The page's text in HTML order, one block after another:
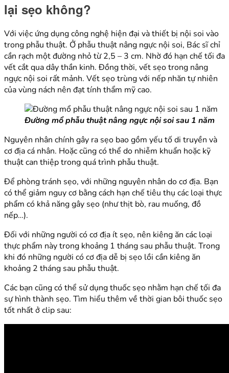
lại sẹo không?
Với việc ứng dụng công nghệ hiện đại và thiết bị nội soi vào
trong phẫu thuật. Ở phẫu thuật nâng ngực nội soi, Bác sĩ chỉ
cần rạch một đường nhỏ từ 2,5 – 3 cm. Nhờ đó hạn chế tối đa
vết cắt qua dây thần kinh. Đồng thời, vết sẹo trong nâng
ngực nội soi rất mảnh. Vết sẹo trùng với nếp nhăn tự nhiên
của vùng nách nên đạt tính thẩm mỹ cao.
Đường mổ phẫu thuật nâng ngực nội soi sau 1 năm
Nguyên nhân chính gây ra sẹo bao gồm yếu tố di truyền và
cơ địa cá nhân. Hoặc cũng có thể do nhiễm khuẩn hoặc kỹ
thuật can thiệp trong quá trình phẫu thuật.
Để phòng tránh sẹo, với những nguyên nhân do cơ địa. Bạn
có thể giảm nguy cơ bằng cách hạn chế tiêu thụ các loại thực
phẩm có khả năng gây sẹo (như thịt bò, rau muống, đồ
nếp…).
Đối với những người có cơ địa ít sẹo, nên kiêng ăn các loại
thực phẩm này trong khoảng 1 tháng sau phẫu thuật. Trong
khi đó những người có cơ địa dễ bị sẹo lồi cần kiêng ăn
khoảng 2 tháng sau phẫu thuật.
Các bạn cũng có thể sử dụng thuốc sẹo nhằm hạn chế tối đa
sự hình thành sẹo. Tìm hiểu thêm về thời gian bôi thuốc sẹo
tốt nhất ở clip sau: